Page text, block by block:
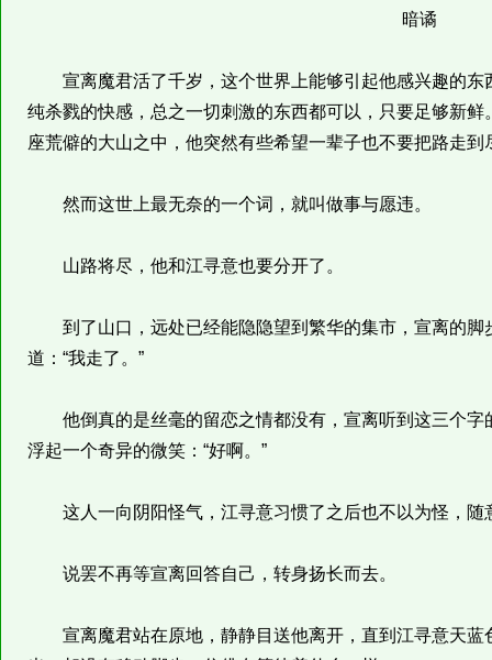
暗谲
宣离魔君活了千岁，这个世界上能够引起他感兴趣的东
纯杀戮的快感，总之一切刺激的东西都可以，只要足够新
座荒僻的大山之中，他突然有些希望一辈子也不要把路走到
然而这世上最无奈的一个词，就叫做事与愿违。
山路将尽，他和江寻意也要分开了。
到了山口，远处已经能隐隐望到繁华的集市，宣离的脚
道：“我走了。”
他倒真的是丝毫的留恋之情都没有，宣离听到这三个字
浮起一个奇异的微笑：“好啊。”
这人一向阴阳怪气，江寻意习惯了之后也不以为怪，随
说罢不再等宣离回答自己，转身扬长而去。
宣离魔君站在原地，静静目送他离开，直到江寻意天蓝